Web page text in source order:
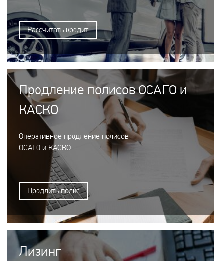
Рассчитать кредит
Продление полисов ОСАГО и
КАСКО
Оперативное продление полисов
ОСАГО и КАСКО
Продлить полис
Лизинг